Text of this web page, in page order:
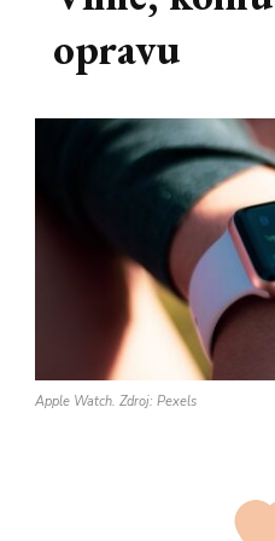
opravu
Apple Watch. Zdroj: Pexels